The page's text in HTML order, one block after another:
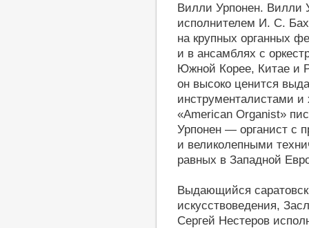
Вилли Урпонен. Вилли
исполнителем И. С.
на крупных органных
и в ансамблях с
Южной Корее, Китае и
он высоко ценится
инструменталистами
«American Organist»
Урпонен — ​​органист с
и великолепными
равных в Западной
Выдающийся
искусствоведения,
Сергей Нестеров